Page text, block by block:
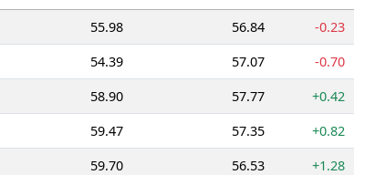
55.98 56.84
-0.23
54.39 57.07
-0.70
58.90 57.77
+0.42
59.47 57.35
+0.82
59.70 56.53
+1.28